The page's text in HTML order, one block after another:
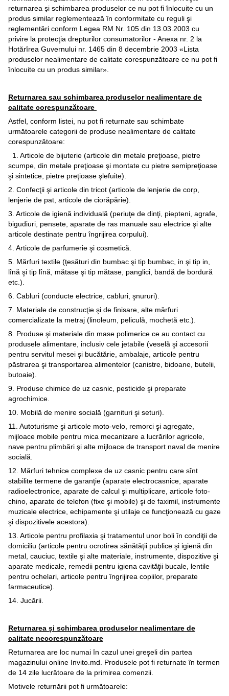
returnarea și schimbarea produselor ce nu pot fi înlocuite cu un
produs similar reglementează în conformitate cu reguli şi
reglementări conform Legea RM Nr. 105 din 13.03.2003 cu
privire la protecţia drepturilor consumatorilor - Anexa nr. 2 la
Hotărîrea Guvernului nr. 1465 din 8 decembrie 2003 «Lista
produselor nealimentare de calitate corespunzătoare ce nu pot fi
înlocuite cu un produs similar».
Returnarea sau schimbarea produselor nealimentare de
calitate corespunzătoare
Astfel, conform listei, nu pot fi returnate sau schimbate
următoarele categorii de produse nealimentare de calitate
corespunzătoare:
1. Articole de bijuterie (articole din metale preţioase, pietre
scumpe, din metale preţioase şi montate cu pietre semipreţioase
şi sintetice, pietre preţioase şlefuite).
2. Confecţii şi articole din tricot (articole de lenjerie de corp,
lenjerie de pat, articole de ciorăpărie).
3. Articole de igienă individuală (periuţe de dinţi, piepteni, agrafe,
bigudiuri, pensete, aparate de ras manuale sau electrice şi alte
articole destinate pentru îngrijirea corpului).
4. Articole de parfumerie şi cosmetică.
5. Mărfuri textile (ţesături din bumbac şi tip bumbac, in şi tip in,
lînă şi tip lînă, mătase şi tip mătase, panglici, bandă de bordură
etc.).
6. Cabluri (conducte electrice, cabluri, şnururi).
7. Materiale de construcţie şi de finisare, alte mărfuri
comercializate la metraj (linoleum, peliculă, mochetă etc.).
8. Produse şi materiale din mase polimerice ce au contact cu
produsele alimentare, inclusiv cele jetabile (veselă şi accesorii
pentru servitul mesei şi bucătărie, ambalaje, articole pentru
păstrarea şi transportarea alimentelor (canistre, bidoane, butelii,
butoaie).
9. Produse chimice de uz casnic, pesticide şi preparate
agrochimice.
10. Mobilă de menire socială (garnituri şi seturi).
11. Autoturisme şi articole moto-velo, remorci şi agregate,
mijloace mobile pentru mica mecanizare a lucrărilor agricole,
nave pentru plimbări şi alte mijloace de transport naval de menire
socială.
12. Mărfuri tehnice complexe de uz casnic pentru care sînt
stabilite termene de garanţie (aparate electrocasnice, aparate
radioelectronice, aparate de calcul şi multiplicare, articole foto-
chino, aparate de telefon (fixe şi mobile) şi de faximil, instrumente
muzicale electrice, echipamente şi utilaje ce funcţionează cu gaze
şi dispozitivele acestora).
13. Articole pentru profilaxia şi tratamentul unor boli în condiţii de
domiciliu (articole pentru ocrotirea sănătăţii publice şi igienă din
metal, cauciuc, textile şi alte materiale, instrumente, dispozitive şi
aparate medicale, remedii pentru igiena cavităţii bucale, lentile
pentru ochelari, articole pentru îngrijirea copiilor, preparate
farmaceutice).
14. Jucării.
Returnarea și schimbarea produselor nealimentare de
calitate necorespunzătoare
Returnarea are loc numai în cazul unei greşeli din partea
magazinului online Invito.md. Produsele pot fi returnate în termen
de 14 zile lucrătoare de la primirea comenzii.
Motivele returnării pot fi următoarele: